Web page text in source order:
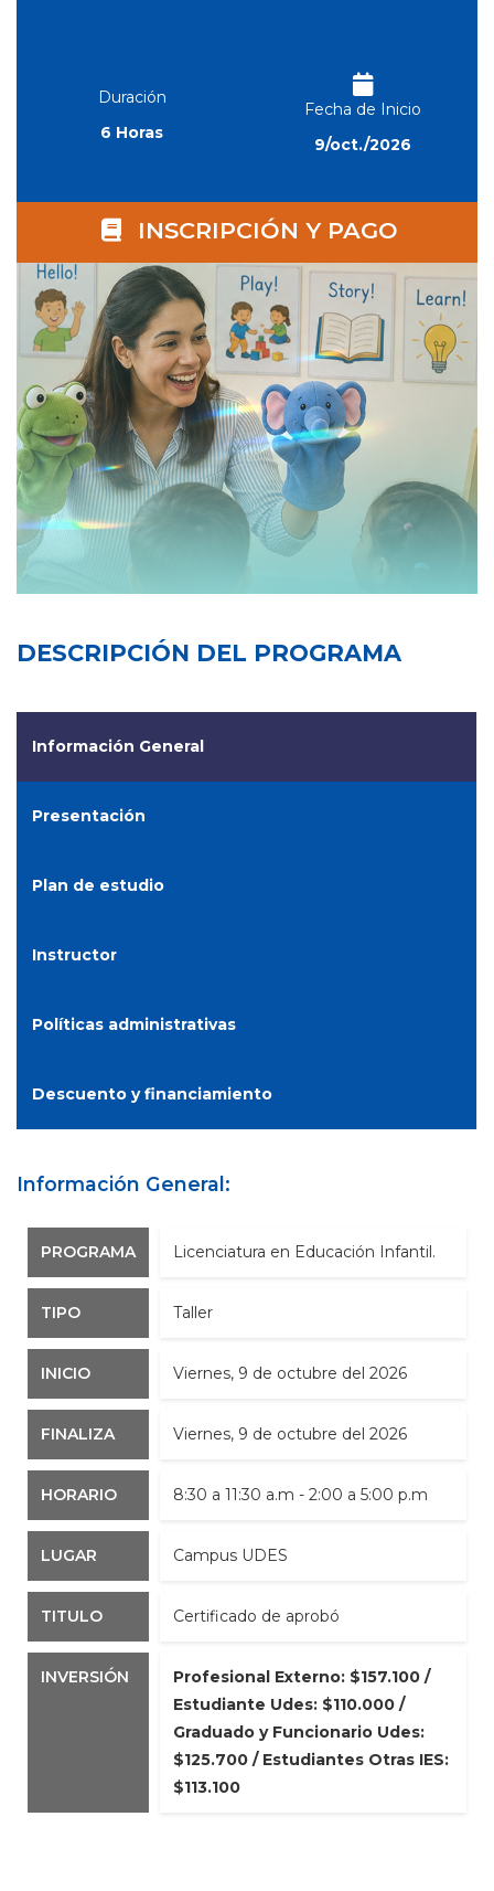
Duración
6 Horas
Fecha de Inicio
9/oct./2026
INSCRIPCIÓN Y PAGO
DESCRIPCIÓN DEL PROGRAMA
Información General
Presentación
Plan de estudio
Instructor
Políticas administrativas
Descuento y financiamiento
Información General:
PROGRAMA Licenciatura en Educación Infantil.
TIPO Taller
INICIO viernes, 9 de octubre del 2026
FINALIZA viernes, 9 de octubre del 2026
HORARIO 8:30 a 11:30 a.m - 2:00 a 5:00 p.m
LUGAR Campus UDES
TITULO Certificado de aprobó
INVERSIÓN
Profesional Externo: $157.100 /
Estudiante Udes: $110.000 /
Graduado y Funcionario Udes:
$125.700 / Estudiantes Otras IES:
$113.100